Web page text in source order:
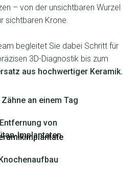
– von der unsichtbaren Wurzel
sichtbaren Krone.
begleitet Sie dabei Schritt für
3D-Diagnostik bis zum
aus hochwertiger Keramik.
an einem Tag
Entfernung von
Implantaten